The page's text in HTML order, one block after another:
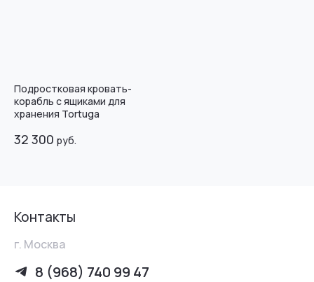
Подростковая кровать-
корабль с ящиками для
хранения Tortuga
32 300 руб.
Контакты
г. Москва
8 (968) 740 99 47